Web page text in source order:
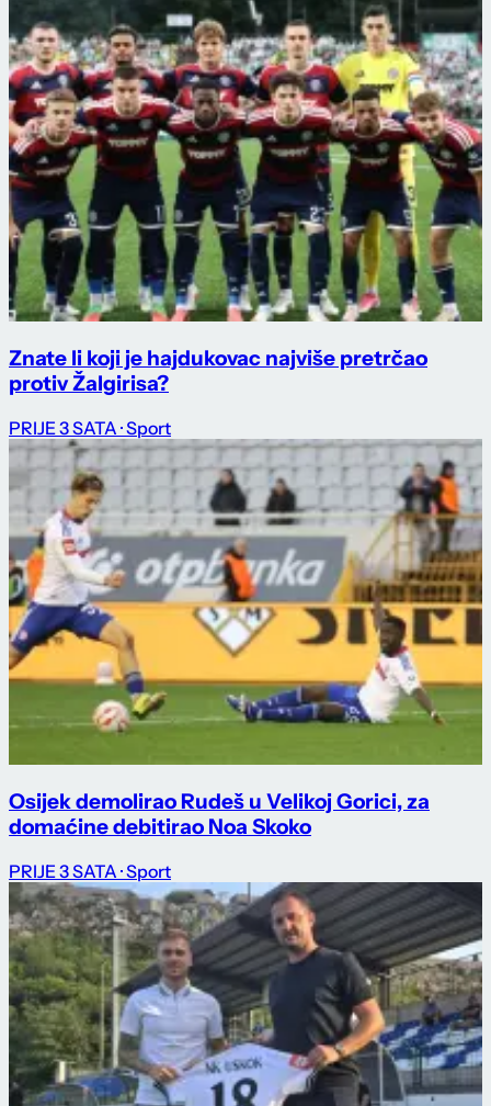
Znate li koji je hajdukovac najviše pretrčao
protiv Žalgirisa?
PRIJE 3 SATA · Sport
Osijek demolirao Rudeš u Velikoj Gorici, za
domaćine debitirao Noa Skoko
PRIJE 3 SATA · Sport